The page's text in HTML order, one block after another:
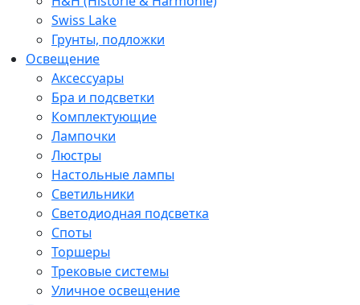
Swiss Lake
Грунты, подложки
Освещение
Аксессуары
Бра и подсветки
Комплектующие
Лампочки
Люстры
Настольные лампы
Светильники
Светодиодная подсветка
Споты
Торшеры
Трековые системы
Уличное освещение